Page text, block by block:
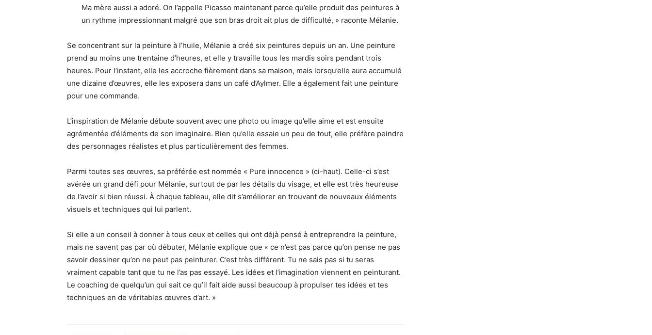
Ma mère aussi a adoré. On l’appelle Picasso maintenant parce qu’elle produit des peintures à
un rythme impressionnant malgré que son bras droit ait plus de difficulté, » raconte Mélanie.
Se concentrant sur la peinture à l’huile, Mélanie a créé six peintures depuis un an. Une peinture
prend au moins une trentaine d’heures, et elle y travaille tous les mardis soirs pendant trois
heures. Pour l’instant, elle les accroche fièrement dans sa maison, mais lorsqu’elle aura accumulé
une dizaine d’œuvres, elle les exposera dans un café d’Aylmer. Elle a également fait une peinture
pour une commande.
L’inspiration de Mélanie débute souvent avec une photo ou image qu’elle aime et est ensuite
agrémentée d’éléments de son imaginaire. Bien qu’elle essaie un peu de tout, elle préfère peindre
des personnages réalistes et plus particulièrement des femmes.
Parmi toutes ses œuvres, sa préférée est nommée « Pure innocence » (ci-haut). Celle-ci s’est
avérée un grand défi pour Mélanie, surtout de par les détails du visage, et elle est très heureuse
de l’avoir si bien réussi. À chaque tableau, elle dit s’améliorer en trouvant de nouveaux éléments
visuels et techniques qui lui parlent.
Si elle a un conseil à donner à tous ceux et celles qui ont déjà pensé à entreprendre la peinture,
mais ne savent pas par où débuter, Mélanie explique que « ce n’est pas parce qu’on pense ne pas
savoir dessiner qu’on ne peut pas peinturer. C’est très différent. Tu ne sais pas si tu seras
vraiment capable tant que tu ne l’as pas essayé. Les idées et l’imagination viennent en peinturant.
Le coaching de quelqu’un qui sait ce qu’il fait aide aussi beaucoup à propulser tes idées et tes
techniques en de véritables œuvres d’art. »